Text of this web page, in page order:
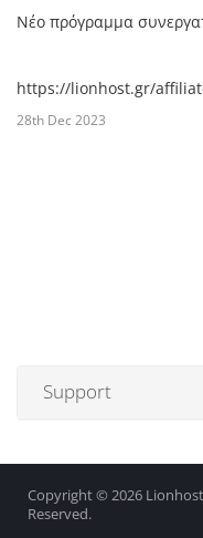
Νέο πρόγραμμα
https://lionhost.gr/
28th Dec 2023
Support
Copyright © 2026
Reserved.